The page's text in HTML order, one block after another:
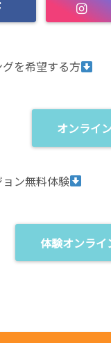
を希望する方
オンライ
ン無料体験
体験オンラ